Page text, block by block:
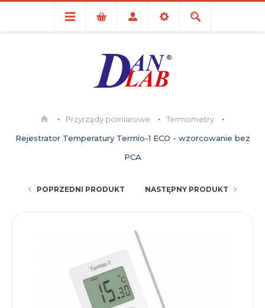
Przyrządy pomiarowe
Termometry
Rejestrator Temperatury Termio-1 ECO - wzorcowanie bez
PCA
POPRZEDNI PRODUKT NASTĘPNY PRODUKT